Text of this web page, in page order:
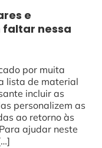
e
faltar nessa
por muita
lista de material
incluir as
personalizem as
ao retorno às
ajudar neste